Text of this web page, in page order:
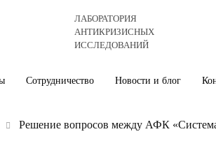
ЛАБОРАТОРИЯ
АНТИКРИЗИСНЫХ
ИССЛЕДОВАНИЙ
Сотрудничество Новости и блог
Решение вопросов между АФК